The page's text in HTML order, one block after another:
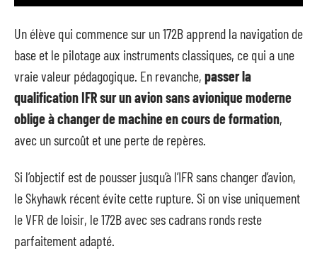
Un élève qui commence sur un 172B apprend la navigation de
base et le pilotage aux instruments classiques, ce qui a une
vraie valeur pédagogique. En revanche, passer la
qualification IFR sur un avion sans avionique moderne
oblige à changer de machine en cours de formation,
avec un surcoût et une perte de repères.
Si l’objectif est de pousser jusqu’à l’IFR sans changer d’avion,
le Skyhawk récent évite cette rupture. Si on vise uniquement
le VFR de loisir, le 172B avec ses cadrans ronds reste
parfaitement adapté.